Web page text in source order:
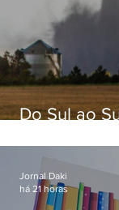
Do Sul ao
apreensão
Jornal Daki
há 21 horas